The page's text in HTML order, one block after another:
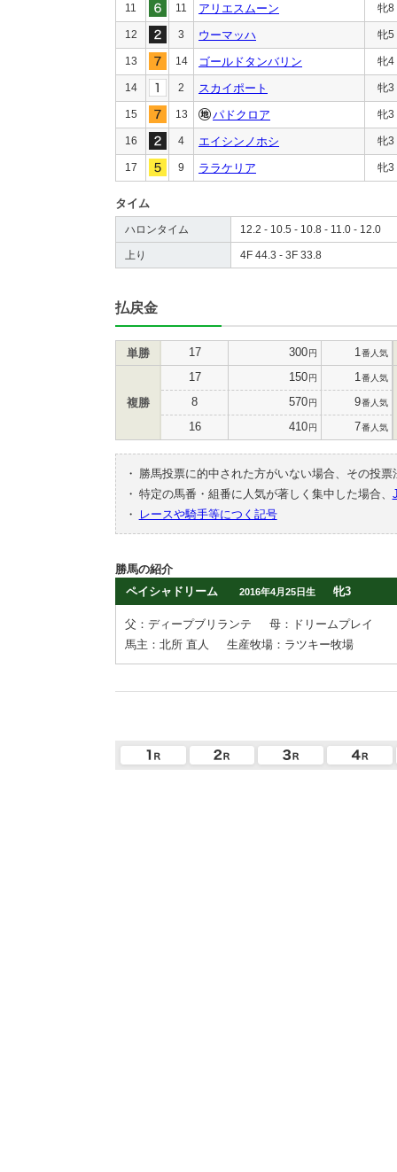
11 11 アリエスムーン 牝8
12 3 ウーマッハ 牝5
13 14 ゴールドタンバリン 牝4
14 2 スカイポート 牝3
15 13 パドクロア 牝3
16 4 エイシンノホシ 牝3
17 9 ララケリア 牝3
タイム
ハロンタイム 12.2 - 10.5 - 10.8 - 11.0 - 12.0
上り 4F 44.3 - 3F 33.8
払戻金
単勝 17 300円 1 番人気
複勝
17 150円 1 番人気
8 570円 9番人気
16 410円 7番人気
・
勝馬投票に的中された方がいない場合、その投
・ 特定の馬番・組番に人気が著しく集中した場合、
・
レースや騎手等につく記号
勝馬の紹介
ペイシャドリーム
2016年4月25日生 牝3
父：ディープブリランテ
母：ドリームプレイ
馬主：北所 直人
生産牧場：ラツキー牧場